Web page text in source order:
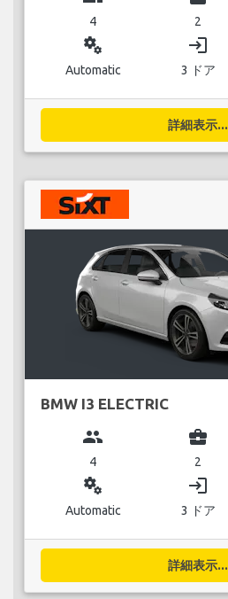
4 2
miscellaneous_services
Automatic
login
3 ドア
詳細表示...
BMW I3 ELECTRIC
group
4
business_center
2
miscellaneous_services
Automatic
login
3 ドア
詳細表示...